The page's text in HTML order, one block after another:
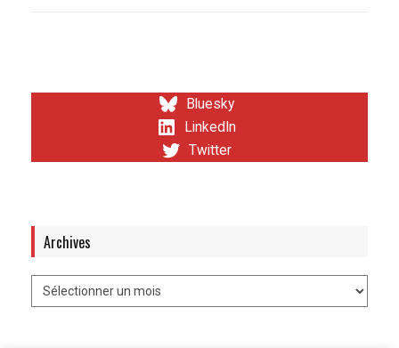
Bluesky
LinkedIn
Twitter
Archives